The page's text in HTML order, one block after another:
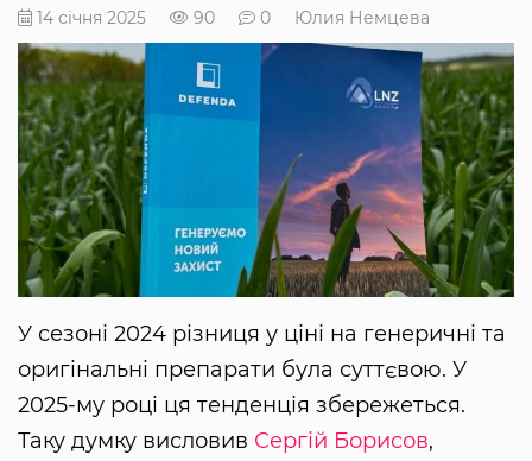
14 січня 2025 90 0 Юлия Немцева
У сезоні 2024 різниця у ціні на генеричні та
оригінальні препарати була суттєвою. У
2025-му році ця тенденція збережеться.
Таку думку висловив Сергій Борисов,